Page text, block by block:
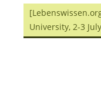
University, 2-3